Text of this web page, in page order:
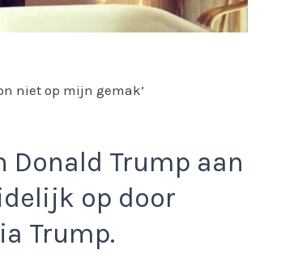
niet op mijn gemak’
Trump aan
op door
Trump.